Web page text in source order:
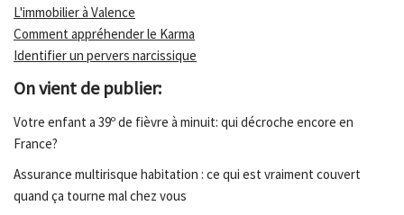
L'immobilier à Valence
Comment appréhender le Karma
Identifier un pervers narcissique
On vient de publier:
Votre enfant a 39º de fièvre à minuit: qui décroche encore en
France?
Assurance multirisque habitation : ce qui est vraiment couvert
quand ça tourne mal chez vous